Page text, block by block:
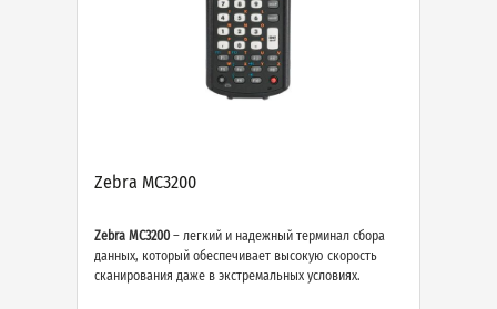
Zebra MC3200
Zebra MC3200 – легкий и надежный терминал сбора
данных, который обеспечивает высокую скорость
сканирования даже в экстремальных условиях.